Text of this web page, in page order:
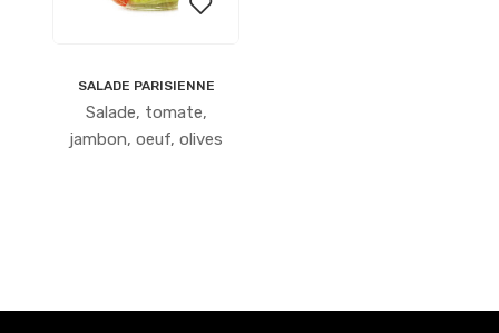
Ajouter
à la
SALADE PARISIENNE
Salade, tomate,
jambon, oeuf, olives